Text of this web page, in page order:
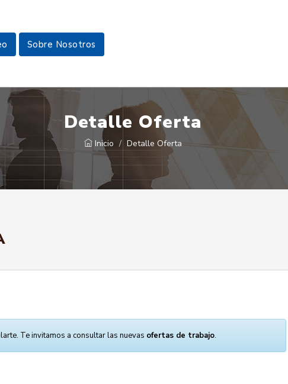
Sobre Nosotros
Detalle Oferta
Inicio Detalle Oferta
Te invitamos a consultar las nuevas ofertas de trabajo.